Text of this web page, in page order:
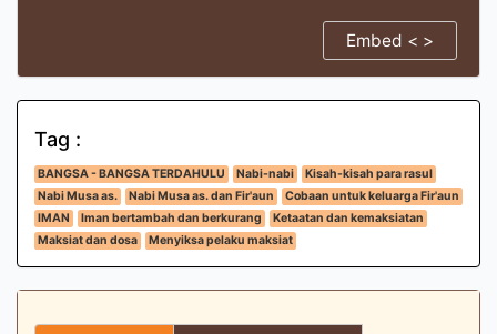
Embed < >
Tag :
BANGSA - BANGSA TERDAHULU Nabi-nabi
Kisah-kisah para rasul
Nabi Musa as.
Nabi Musa as. dan Fir'aun
Cobaan untuk keluarga Fir'aun
IMAN
Iman bertambah dan berkurang
Ketaatan dan kemaksiatan
Maksiat dan dosa
Menyiksa pelaku maksiat